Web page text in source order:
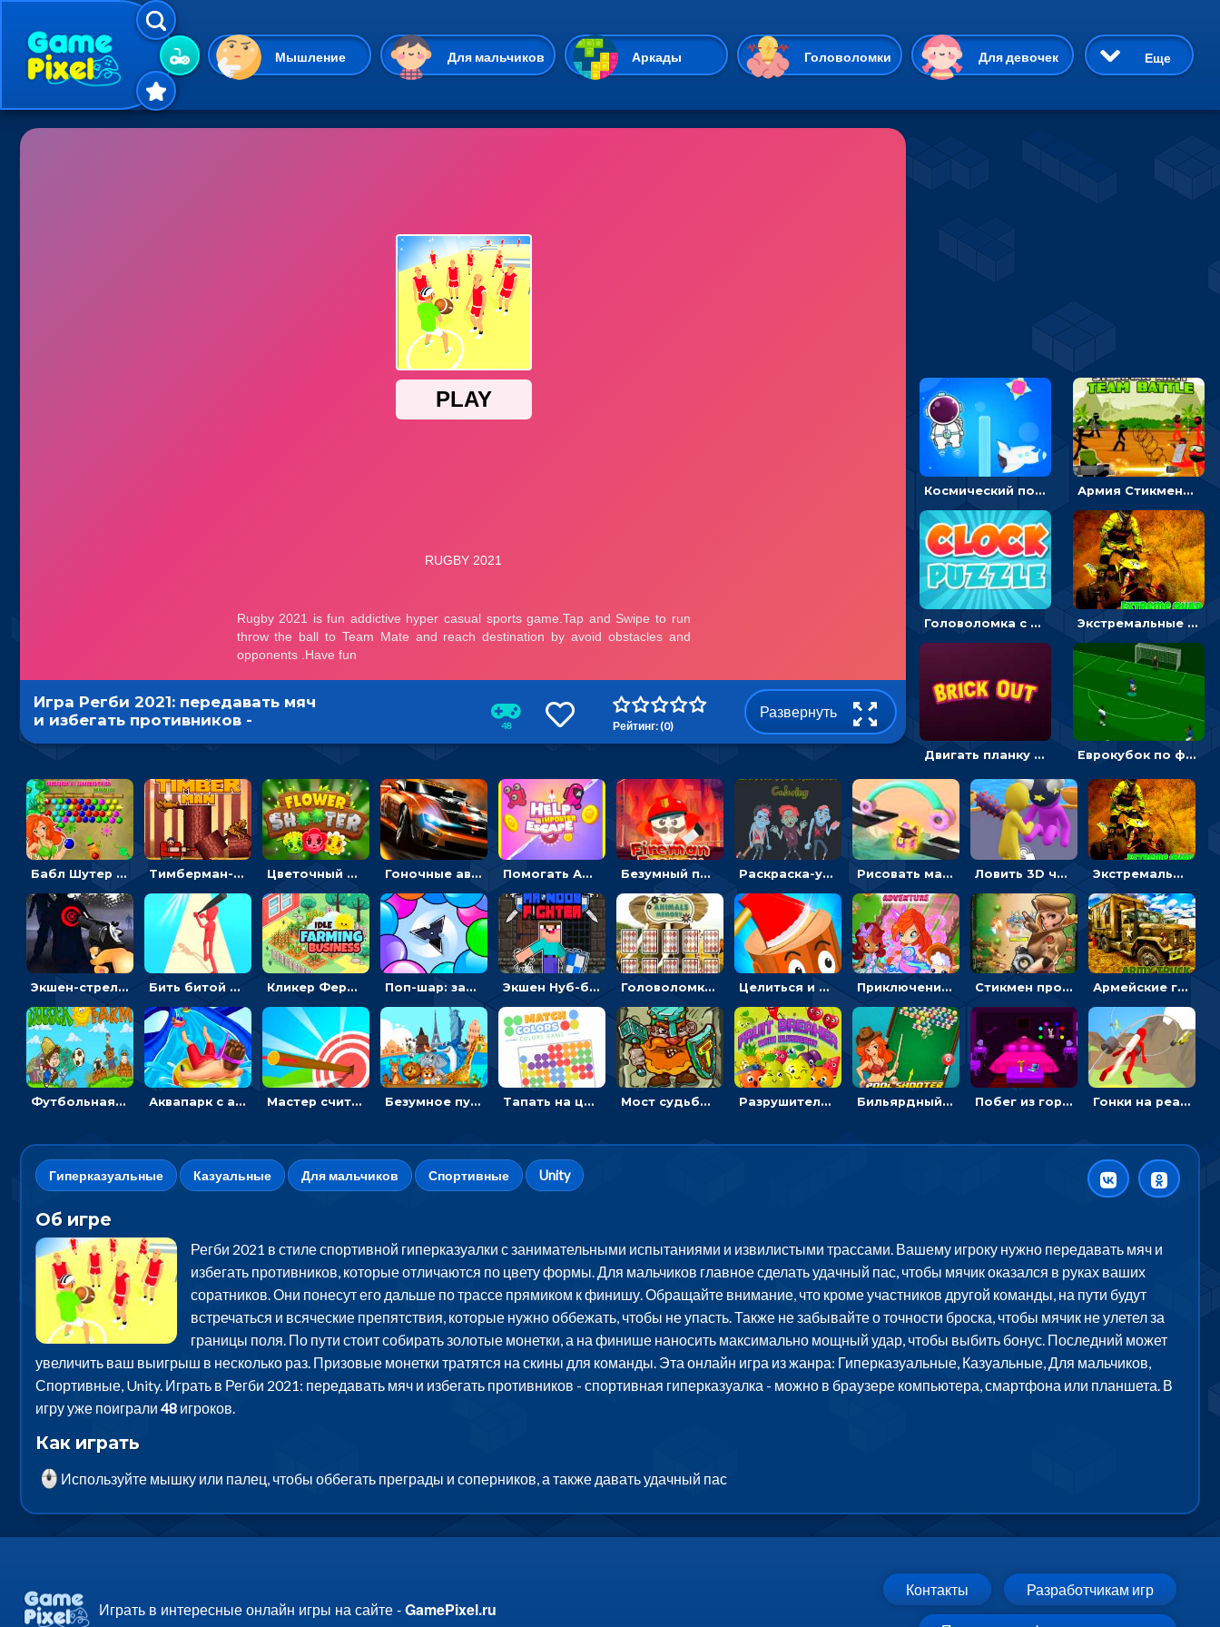
Мышление Для мальчиков Аркады Головоломки Для девочек
Гиперказуальные Казуальные Веселые 3D Приключения
Симуляторы
Пасьянс
Еще
Космический побег: двигать космонавта, чтобы попасть к кораблю Армия Стикмена: командный бой - сыграй на двоих
Головоломка с часами для детей: читать время по циферблату Экстремальные пазлы с квадроциклами: собирать крутые тачки
Двигать планку и бить шариком по цветным блокам - гиперказуальная Еврокубок по футболу 2021 в 3D: пасуй мяч и бей по воротам соперника
Игра Регби 2021: передавать мяч
и избегать противников -
спортивная гиперказуалка
48 Рейтинг: (0)
Развернуть
Бабл Шутер в джунглях: стрелять шариками по цветным целям Тимберман-дровосек: меняй сторону и руби дерево Цветочный шутер: стрелять пчелками по цветам Гоночные авто в пазлах: разбей картинку и собери снова Помогать Амонг Ас бежать из комнаты через преграды - приключения Безумный пожарный: направлять шланг, чтобы тушить горящие бревна Раскраска-ужастик: разукрась зомби и скелетов Рисовать машину и выигрывать гонку - для мальчиков Ловить 3D человечком своего цвета и собирать драгоценности - гиперказуалка Экстремальные пазлы с квадроциклами: собирать крутые тачки
Экшен-стрелялка по зомби: целиться и попадать в бегущих монстров Бить битой по шарику, чтобы сбивать кубики с буквами на пути к финишу - 3D Кликер Фермерский бизнес: расти овощи, чтобы богатеть Поп-шар: запускать колючку, чтобы лопать воздушные шарики Экшен Нуб-боец: прыгать через препятствия или бить врагов мечом Головоломка с животными: переворачивать карточки, чтобы находить пару Целиться и метать топор в 3D мишени Приключения Клуба Винкс: менять дорожки, чтобы собирать кристаллы Стикмен против Зомби: стрелять в зомби и развивать воина Армейские грузовики в пазлах: собери военную машину
Футбольная ферма: бей по мячу, чтобы забивать в ворота и ловить звезды Аквапарк с акулами: жми, чтобы лететь к финишу по волнам Мастер считать стрелы: увеличивать запас, чтобы поразить больше целей Безумное путешествие друзей по миру: собирать пазлы из фото с животными Тапать на цветные точки, чтобы взрывать одинаковые - три в ряд Мост судьбы: прыгать по платформам и бить молотом орков Разрушитель фруктов: стрелять ягодами по ананасам Бильярдный пул: стрелять шариками, чтобы взрывать одинаковые Побег из горной деревни: решай головоломки, чтобы открыть ворота Гонки на реактивном ранце: избегать преград, чтобы лететь к финишу
Гиперказуальные Казуальные Для мальчиков Спортивные Unity
Об игре
Регби 2021 в стиле спортивной гиперказуалки с занимательными испытаниями и извилистыми трассами. Вашему игроку нужно передавать мяч и
избегать противников, которые отличаются по цвету формы. Для мальчиков главное сделать удачный пас, чтобы мячик оказался в руках ваших
соратников. Они понесут его дальше по трассе прямиком к финишу. Обращайте внимание, что кроме участников другой команды, на пути будут
встречаться и всяческие препятствия, которые нужно оббежать, чтобы не упасть. Также не забывайте о точности броска, чтобы мячик не улетел за
границы поля. По пути стоит собирать золотые монетки, а на финише наносить максимально мощный удар, чтобы выбить бонус. Последний может
увеличить ваш выигрыш в несколько раз. Призовые монетки тратятся на скины для команды. Эта онлайн игра из жанра: Гиперказуальные, Казуальные, Для мальчиков,
Спортивные, Unity. Играть в Регби 2021: передавать мяч и избегать противников - спортивная гиперказуалка - можно в браузере компьютера, смартфона или планшета. В
игру уже поиграли 48игроков.
Как играть
Используйте мышку или палец, чтобы оббегать преграды и соперников, а также давать удачный пас
Играть в интересные онлайн игры на сайте -GamePixel.ru
Контакты Разработчикам игр